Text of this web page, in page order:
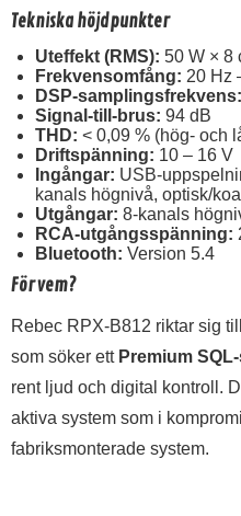
Tekniska höjdpunkter
Uteffekt (RMS): 50 W × 8
Frekvensomfång: 20 Hz
DSP-samplingsfrekvens:
Signal-till-brus: 94 dB
THD: < 0,09 % (hög- och
Driftspänning: 10 – 16 V
Ingångar: USB-
kanals högnivå, optisk/
Utgångar: 8-kanals
RCA-utgångsspänning:
Bluetooth: Version 5.4
För vem?
Rebec RPX-B812 riktar sig
som söker ett Premium
rent ljud och digital kontroll.
aktiva system som i
fabriksmonterade system.